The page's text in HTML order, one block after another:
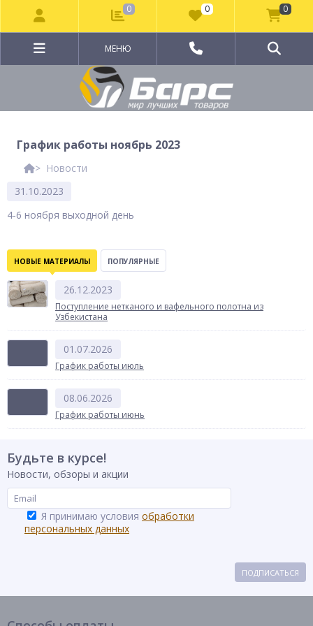
МЕНЮ
График работы ноябрь 2023
Новости
31.10.2023
4-6 ноября выходной день
НОВЫЕ МАТЕРИАЛЫ ПОПУЛЯРНЫЕ
26.12.2023
Поступление нетканого и вафельного полотна из
Узбекистана
01.07.2026
График работы июль
08.06.2026
График работы июнь
Будьте в курсе!
Новости, обзоры и акции
Я принимаю условия обработки
персональных данных
ПОДПИСАТЬСЯ
0 0 0